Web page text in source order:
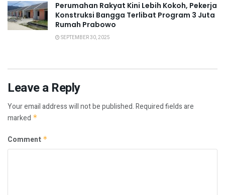
Perumahan Rakyat Kini Lebih Kokoh, Pekerja
Konstruksi Bangga Terlibat Program 3 Juta
Rumah Prabowo
SEPTEMBER 30, 2025
Leave a Reply
Your email address will not be published.Required fields are
marked *
Comment *